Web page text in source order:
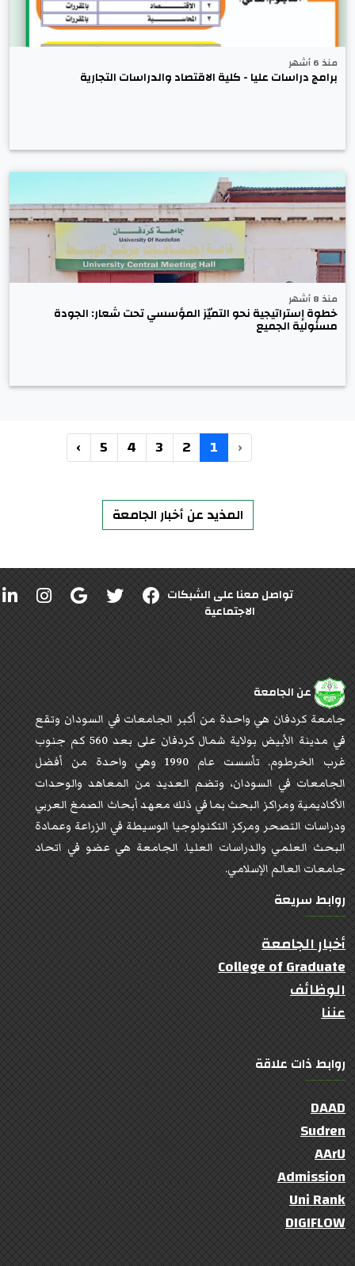
منذ 6 أشهر
برامج دراسات عليا - كلية الاقتصاد والدراسات التجارية
منذ 8 أشهر
خطوة إستراتيجية نحو التميّز المؤسسي تحت شعار: الجودة
مسئولية الجميع
‹
1
2
3
4
5
›
المذيد عن أخبار الجامعة
تواصل معنا على الشبكات
الاجتماعية
عن الجامعة
جامعة كردفان هي واحدة من أكبر الجامعات في السودان وتقع
في مدينة الأبيض بولاية شمال كردفان على بعد 560 كم جنوب
غرب الخرطوم. تأسست عام 1990 وهي واحدة من أفضل
الجامعات في السودان، وتضم العديد من المعاهد والوحدات
الأكاديمية ومراكز البحث بما في ذلك معهد أبحاث الصمغ العربي
ودراسات التصحر ومركز التكنولوجيا الوسيطة في الزراعة وعمادة
البحث العلمي والدراسات العليا. الجامعة هي عضو في اتحاد
جامعات العالم الإسلامي.
روابط سريعة
أخبار الجامعة
College of Graduate
الوظائف
عننا
روابط ذات علاقة
DAAD
Sudren
AArU
Admission
Uni Rank
DIGIFLOW